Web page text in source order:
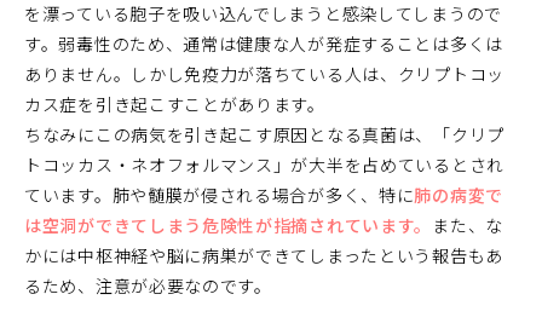
を漂っている胞子を吸い込んでしまうと感染してしまうので
す。弱毒性のため、通常は健康な人が発症することは多くは
ありません。しかし免疫力が落ちている人は、クリプトコッ
カス症を引き起こすことがあります。
ちなみにこの病気を引き起こす原因となる真菌は、「クリプ
トコッカス・ネオフォルマンス」が大半を占めているとされ
ています。肺や髄膜が侵される場合が多く、特に肺の病変で
は空洞ができてしまう危険性が指摘されています。
また、な
かには中枢神経や脳に病巣ができてしまったという報告もあ
るため、注意が必要なのです。